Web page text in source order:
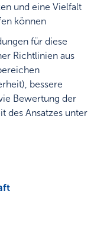
und eine Vielfalt
können
für diese
Richtlinien aus
bessere
Bewertung der
des Ansatzes unter